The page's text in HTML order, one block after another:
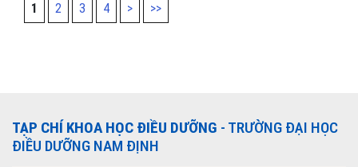
1 2 3 4 > >>
TẠP CHÍ KHOA HỌC ĐIỀU DƯỠNG - TRƯỜNG ĐẠI HỌC
ĐIỀU DƯỠNG NAM ĐỊNH